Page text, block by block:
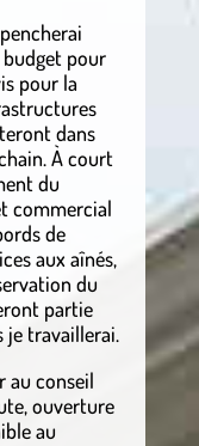
pour
pour la
dans
À court
du
commercial
de
aux aînés,
du
partie
je travaillerai.
au conseil
ouverture
au